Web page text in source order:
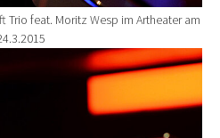
Trio feat. Moritz Wesp im Artheater am